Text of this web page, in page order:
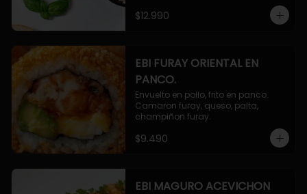
$12.990
EBI FURAY ORIENTAL EN
PANCO.
Envuelto en pollo, frito en panco.
Camaron furay, queso, palta,
champiñon furay.
$9.490
EBI MAGURO ACEVICHON